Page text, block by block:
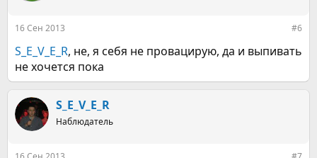
16 Сен 2013 #6
S_E_V_E_R, не, я себя не провацирую, да и выпивать
не хочется пока
S_E_V_E_R
Наблюдатель